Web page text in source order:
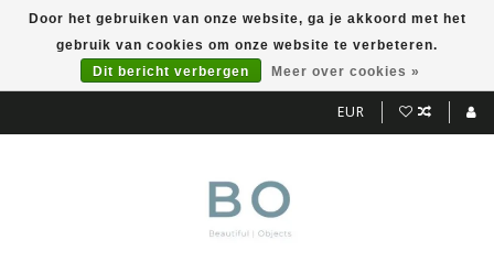
EUR
Door het gebruiken van onze website, ga je akkoord met het
gebruik van cookies om onze website te verbeteren.
Dit bericht verbergen
Meer over cookies »